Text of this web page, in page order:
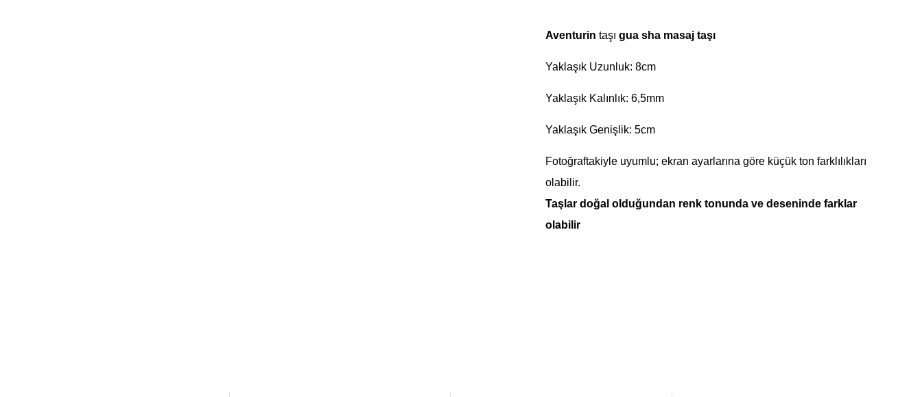
Aventurin taşı gua sha masaj taşı
Yaklaşık Uzunluk: 8cm
Yaklaşık Kalınlık: 6,5mm
Yaklaşık Genişlik: 5cm
Fotoğraftakiyle uyumlu; ekran ayarlarına göre küçük ton farklılıkları
olabilir.
Taşlar doğal olduğundan renk tonunda ve deseninde farklar
olabilir